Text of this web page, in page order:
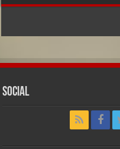
Social